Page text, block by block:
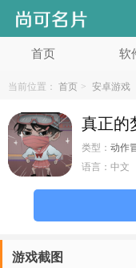
首页 软
当前位置： 首页 > 安卓游戏
真正的
类型： 动作
语言： 中文
游戏截图